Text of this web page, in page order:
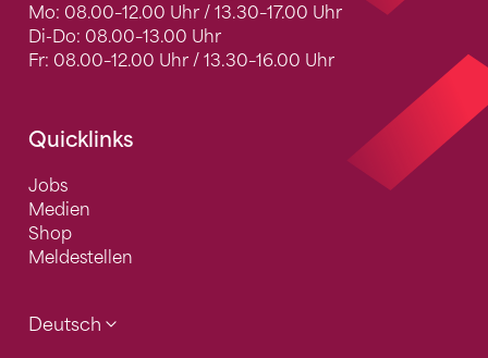
Mo: 08.00–12.00 Uhr / 13.30–17.00 Uhr
Di-Do: 08.00–13.00 Uhr
Fr: 08.00–12.00 Uhr / 13.30–16.00 Uhr
Quicklinks
Jobs
Medien
Shop
Meldestellen
Deutsch